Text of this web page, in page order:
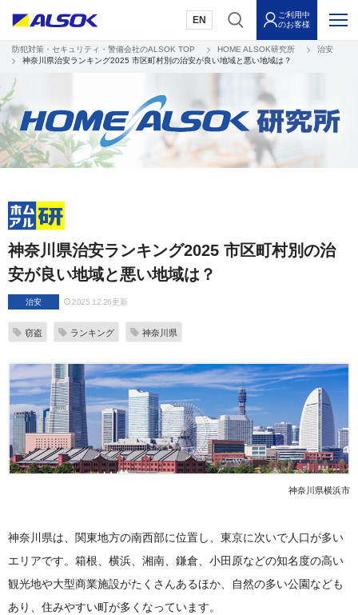
EN
ご利用中
のお客様
防犯対策・セキュリティ・警備会社のALSOK TOP HOME ALSOK研究所
治安
神奈川県治安ランキング2025 市区町村別の治安が良い地域と悪い地域は？
神奈川県治安ランキング2025 市区町村別の治
安が良い地域と悪い地域は？
治安 2025.12.26更新
窃盗 ランキング 神奈川県
神奈川県横浜市
神奈川県は、関東地方の南西部に位置し、東京に次いで人口が多い
エリアです。箱根、横浜、湘南、鎌倉、小田原などの知名度の高い
観光地や大型商業施設がたくさんあるほか、自然の多い公園なども
あり、住みやすい町が多くなっています。